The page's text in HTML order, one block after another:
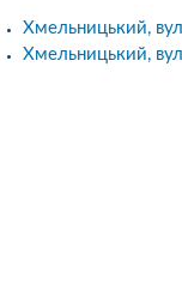
Хмельницький,
Хмельницький,